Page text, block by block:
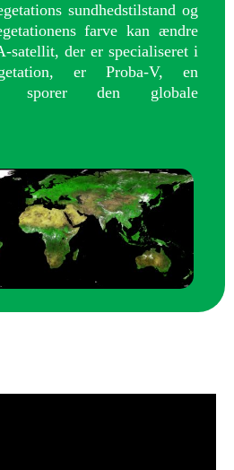
sundhedstilstand og
farve kan ændre
satellit, der er specialiseret i
er Proba-V, en
sporer den globale